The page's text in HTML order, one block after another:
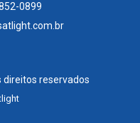
0899
direitos reservados